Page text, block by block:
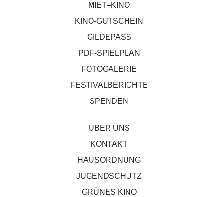
MIET–KINO
KINO-GUTSCHEIN
GILDEPASS
PDF-SPIELPLAN
FOTOGALERIE
FESTIVALBERICHTE
SPENDEN
ÜBER UNS
KONTAKT
HAUSORDNUNG
JUGENDSCHUTZ
GRÜNES KINO